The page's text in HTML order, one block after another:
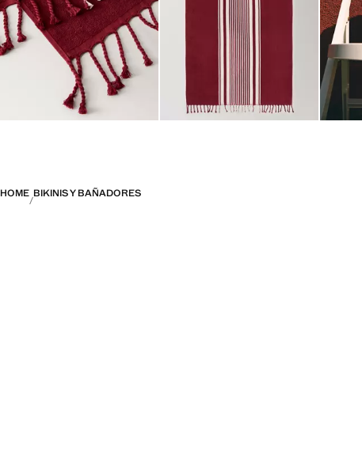
HOME BIKINIS Y BAÑADORES